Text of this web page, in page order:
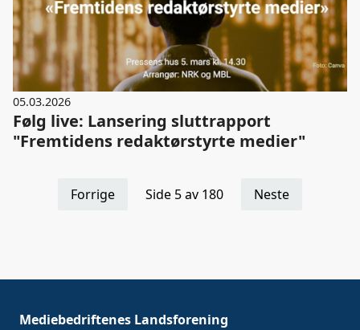
05.03.2026
Følg live: Lansering sluttrapport
"Fremtidens redaktørstyrte medier"
Forrige Side 5 av 180 Neste
Mediebedriftenes Landsforening